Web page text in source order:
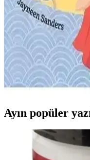
Beta Kids Küçük
Döngüsünü Öğreten
Çocuklara doğa ve su
pastel renklerle tasarlanmış
macerası, küçük
Çocuklar İçin Beden
Eğitici Kitabı
Ayın popüler